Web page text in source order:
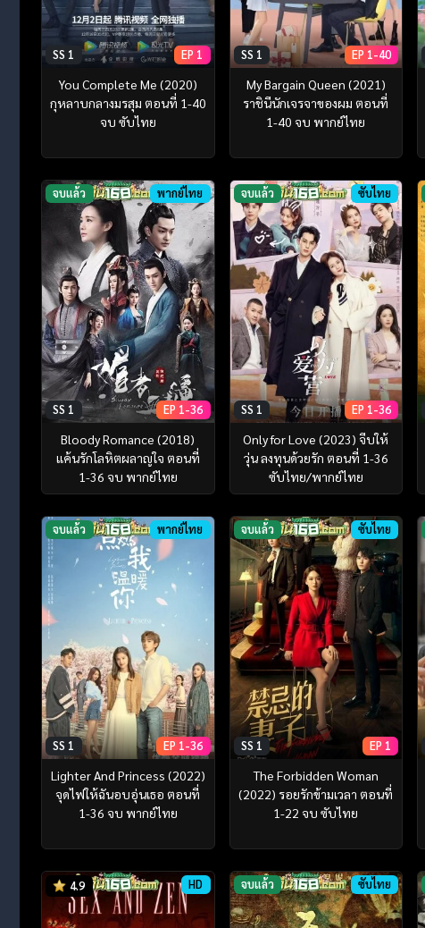
SS 1 EP 1
You Complete Me (2020)
กุหลาบกลางมรสุม ตอนที่ 1-40
จบ ซับไทย
SS 1 EP 1-40
My Bargain Queen (2021)
ราชินีนักเจรจาของผม ตอนที่
1-40 จบ พากย์ไทย
จบแล้ว พากย์ไทย
SS 1 EP 1-36
Bloody Romance (2018)
แค้นรักโลหิตผลาญใจ ตอนที่
1-36 จบ พากย์ไทย
จบแล้ว ซับไทย
SS 1 EP 1-36
Only for Love (2023) จีบให้
วุ่น ลงทุนด้วยรัก ตอนที่ 1-36
ซับไทย/พากย์ไทย
จบแล้ว พากย์ไทย
SS 1 EP 1-36
Lighter And Princess (2022)
จุดไฟให้ฉันอบอุ่นเธอ ตอนที่
1-36 จบ พากย์ไทย
จบแล้ว ซับไทย
SS 1 EP 1
The Forbidden Woman
(2022) รอยรักข้ามเวลา ตอนที่
1-22 จบ ซับไทย
4.9 HD จบแล้ว ซับไทย